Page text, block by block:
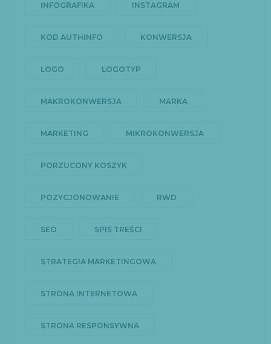
INFOGRAFIKA INSTAGRAM
KOD AUTHINFO KONWERSJA
LOGO LOGOTYP
MAKROKONWERSJA MARKA
MARKETING MIKROKONWERSJA
PORZUCONY KOSZYK
POZYCJONOWANIE RWD
SEO SPIS TREŚCI
STRATEGIA MARKETINGOWA
STRONA INTERNETOWA
STRONA RESPONSYWNA